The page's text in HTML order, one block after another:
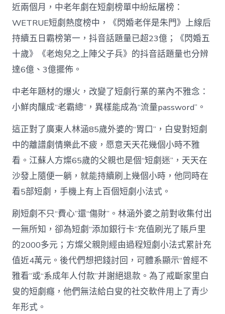
訪
短
劇
“圍
獵”
銀
表
現
象
中
國
網〉
中
近兩個月，中老年劇在短劇榜單中紛紜屠榜：
WETRUE短劇熱度榜中，《閃婚老伴是朱門》上線后
持續五日霸榜第一，抖音話題量已超23億；《閃婚五
十歲》《老炮兒之上陣父子兵》的抖音話題量也分辨
達6億、3億擺佈。
中老年題材的爆火，改變了短劇行業的業內不雅念：
小鮮肉釀成“老霸總”，異樣能成為“流量password”。
這正對了廣東人林涵85歲外婆的“胃口”，白叟對短劇
中的離譜劇情樂此不疲，愿意天天花幾個小時不雅
看。江蘇人方燦65歲的父親也是個“短劇迷”，天天在
沙發上隨便一躺，就能持續刷上幾個小時，他同時在
看5部短劇，手機上有上百個短劇小法式。
刷短劇不只“費心”還“傷財”。林涵外婆之前對收集付出
一無所知，卻為短劇“添加銀行卡”充值刷光了賬戶里
的2000多元；方燦父親則經由過程短劇小法式累計充
值近4萬元。後代們想把錢討回，可體系顯示“曾經不
雅看”或“系成年人付款”并謝絕退款。為了戒斷家里白
叟的短劇癮，他們無法給白叟的社交軟件用上了青少
年形式。